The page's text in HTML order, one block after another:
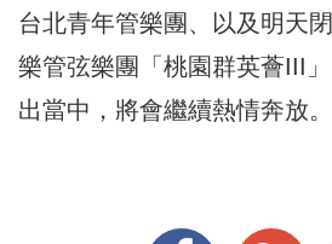
台北青年管樂團、以及明天
樂管弦樂團「桃園群英薈III
出當中，將會繼續熱情奔放。